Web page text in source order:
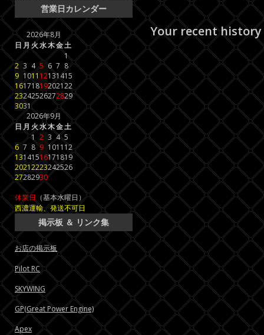
Your recent history
営業日カレンダー
2026年8月
日月火水木金土
1
2 3 4 5 6 7 8
9 1011 12131415
16171819202122
23242526272829
3031
2026年9月
日月 火水木金土
1 2 3 4 5
6 7 8 9 1011 12
13141516171819
20212223242526
27282930
休業日 （基本水曜日）
西濃運輸、発送不可日
掲示板 ＆ リンク集
お店の掲示板
Pilot RC
SKYWING
GP(Great Power Engine)
Apex